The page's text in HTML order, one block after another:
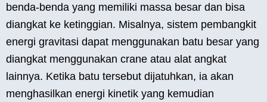
benda-benda yang memiliki massa besar dan bisa
diangkat ke ketinggian. Misalnya, sistem pembangkit
energi gravitasi dapat menggunakan batu besar yang
diangkat menggunakan crane atau alat angkat
lainnya. Ketika batu tersebut dijatuhkan, ia akan
menghasilkan energi kinetik yang kemudian